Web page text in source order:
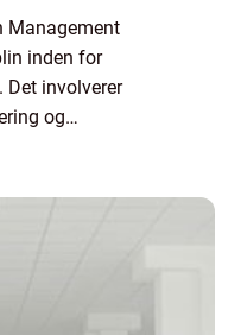
Management
inden for
involverer
og